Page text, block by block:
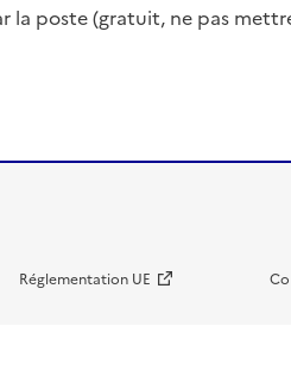
la poste (gratuit, ne pas
Réglementation UE